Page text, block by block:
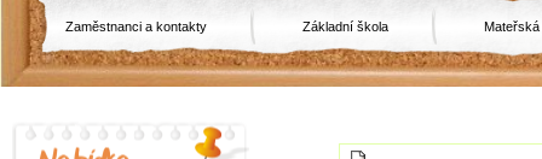
Zaměstnanci a kontakty Základní škola